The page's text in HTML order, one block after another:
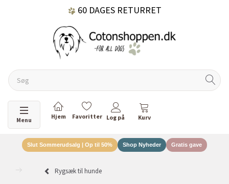
DANSKEJET VIRKSOMHED
Skifte navigation
Menu
Slut Sommerudsalg | Op til 50% Shop Nyheder Gratis gave
Rygsæk til hunde